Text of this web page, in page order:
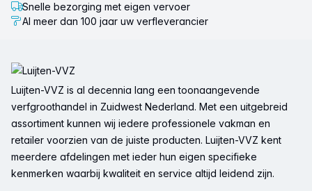
Snelle bezorging met eigen vervoer
Al meer dan 100 jaar uw verfleverancier
Luijten-VVZ is al decennia lang een toonaangevende
verfgroothandel in Zuidwest Nederland. Met een uitgebreid
assortiment kunnen wij iedere professionele vakman en
retailer voorzien van de juiste producten. Luijten-VVZ kent
meerdere afdelingen met ieder hun eigen specifieke
kenmerken waarbij kwaliteit en service altijd leidend zijn.